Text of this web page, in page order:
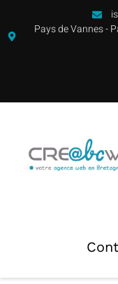
Pays de Vannes -